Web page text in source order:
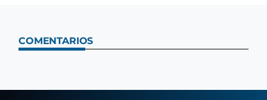
COMENTARIOS